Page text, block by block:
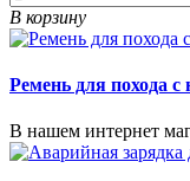
В корзину
Ремень для похода
В нашем интернет